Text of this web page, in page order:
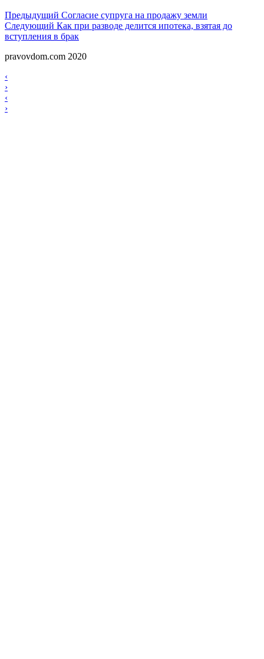
Навигация
по
записям
Предыдущий Предыдущий
Согласие супруга на продажу земли
Следующий Следующий
Как при разводе делится ипотека, взятая до
вступления в брак
pravovdom.com 2020
Scroll
Up
Навигация
по
записям
‹
›
Навигация
по
‹
›